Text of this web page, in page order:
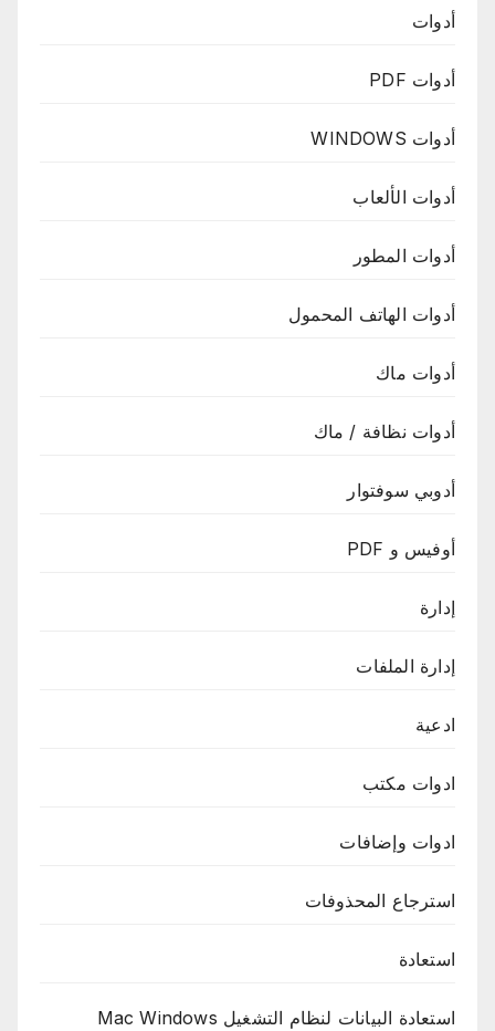
أدوات
أدوات PDF
أدوات WINDOWS
أدوات الألعاب
أدوات المطور
أدوات الهاتف المحمول
أدوات ماك
أدوات نظافة / ماك
أدوبي سوفتوار
أوفيس و PDF
إدارة
إدارة الملفات
ادعية
ادوات مكتب
ادوات وإضافات
استرجاع المحذوفات
استعادة
استعادة البيانات لنظام التشغيل Mac Windows